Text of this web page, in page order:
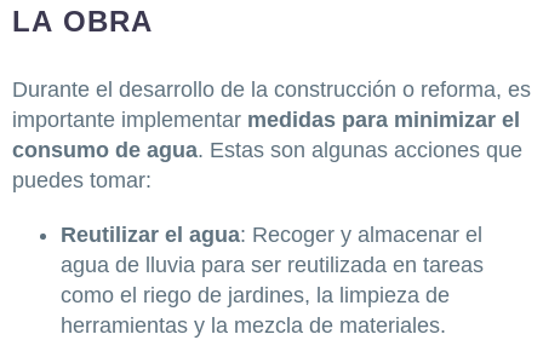
LA OBRA
Durante el desarrollo de la construcción o reforma, es
importante implementar medidas para minimizar el
consumo de agua. Estas son algunas acciones que
puedes tomar:
Reutilizar el agua: Recoger y almacenar el
agua de lluvia para ser reutilizada en tareas
como el riego de jardines, la limpieza de
herramientas y la mezcla de materiales.